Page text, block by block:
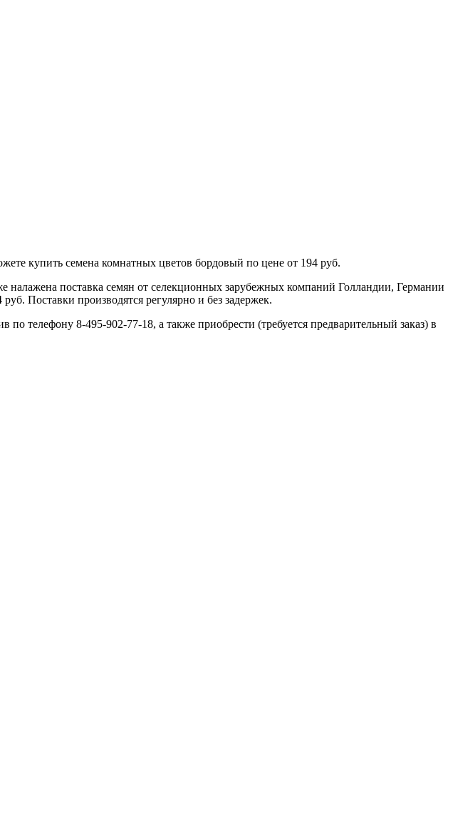
купить семена комнатных цветов бордовый по цене от 194 руб.
поставка семян от селекционных зарубежных компаний Голландии, Германии
Поставки производятся регулярно и без задержек.
телефону 8-495-902-77-18, а также приобрести (требуется предварительный заказ) в